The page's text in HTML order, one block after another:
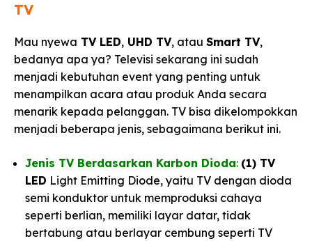
TV​
Mau nyewa TV LED, UHD TV, atau Smart TV,
bedanya apa ya? Televisi sekarang ini sudah
menjadi kebutuhan event yang penting untuk
menampilkan acara atau produk Anda secara
menarik kepada pelanggan. TV bisa dikelompokkan
menjadi beberapa jenis, sebagaimana berikut ini.
Jenis TV Berdasarkan Karbon Dioda: (1) TV
LED Light Emitting Diode, yaitu TV dengan dioda
semi konduktor untuk memproduksi cahaya
seperti berlian, memiliki layar datar, tidak
bertabung atau berlayar cembung seperti TV